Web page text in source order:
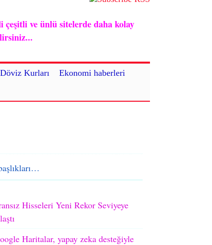
Kurları
Ekonomi haberleri
ve ünlü sitelerde daha kolay
Hisseleri Yeni Rekor Seviyeye
Haritalar, yapay zeka desteğiyle